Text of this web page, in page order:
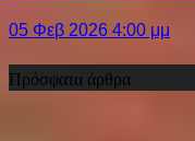
05 Φεβ 2026 4:00 μμ
Πρόσφατα άρθρα